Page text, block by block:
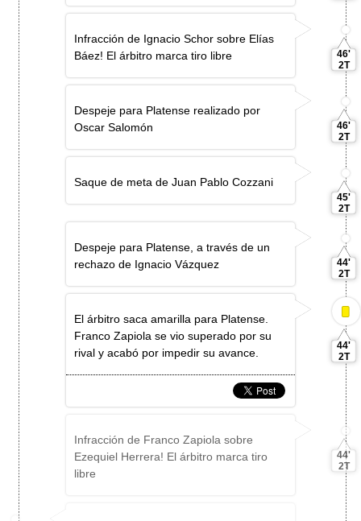
Infracción de Ignacio Schor sobre Elías
Báez! El árbitro marca tiro libre
46'
2T
Despeje para Platense realizado por
Oscar Salomón
46'
2T
Saque de meta de Juan Pablo Cozzani
45'
2T
Despeje para Platense, a través de un
rechazo de Ignacio Vázquez
44'
2T
El árbitro saca amarilla para Platense.
Franco Zapiola se vio superado por su
rival y acabó por impedir su avance.
44'
2T
Infracción de Franco Zapiola sobre
Ezequiel Herrera! El árbitro marca tiro
libre
44'
2T